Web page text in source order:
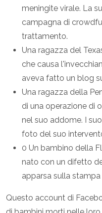
meningite virale. La
campagna di
trattamento.
Una ragazza del
che causa
aveva fatto un blog
Una ragazza della
di una operazione di
nel suo addome. I
foto del suo
0 Un bambino della
nato con un difetto
apparsa sulla stampa
Questo account di